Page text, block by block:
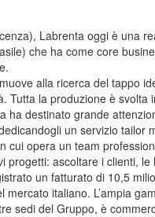
Labrenta oggi è una
che ha come core
alla ricerca del tappo
Tutta la produzione è svolta
ha destinato grande
un servizio tailor
cui opera un team
progetti: ascoltare i clienti,
un fatturato di 10,5
mercato italiano. L’ampia
sedi del Gruppo, è